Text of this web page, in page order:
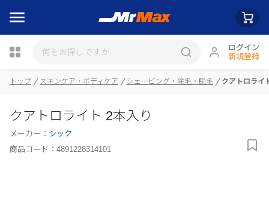
ログイン
新規登録
瓶詰
トップ スキンケア・ボディケア シェービング・除毛・脱毛 クアトロライ
クアトロライト 2本入り
メーカー： シック
商品コード： 4891228314101